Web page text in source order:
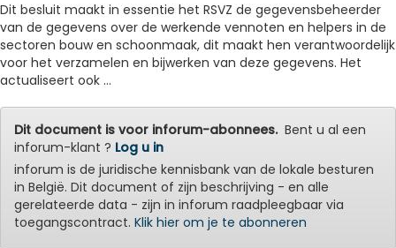
Dit besluit maakt in essentie het RSVZ de gegevensbeheerder
van de gegevens over de werkende vennoten en helpers in de
sectoren bouw en schoonmaak, dit maakt hen verantwoordelijk
voor het verzamelen en bijwerken van deze gegevens. Het
actualiseert ook ...
Dit document is voor inforum-abonnees.Bent u al een
inforum-klant ? Log u in
inforum is de juridische kennisbank van de lokale besturen
in België. Dit document of zijn beschrijving - en alle
gerelateerde data - zijn in inforum raadpleegbaar via
toegangscontract. Klik hier om je te abonneren